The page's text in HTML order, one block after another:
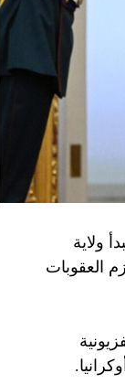
ولاية
العقوبات